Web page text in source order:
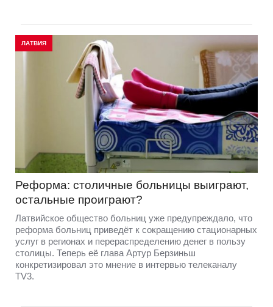
ЛАТВИЯ
Реформа: столичные больницы выиграют,
остальные проиграют?
Латвийское общество больниц уже предупреждало, что
реформа больниц приведёт к сокращению стационарных
услуг в регионах и перераспределению денег в пользу
столицы. Теперь её глава Артур Берзиньш
конкретизировал это мнение в интервью телеканалу
TV3.